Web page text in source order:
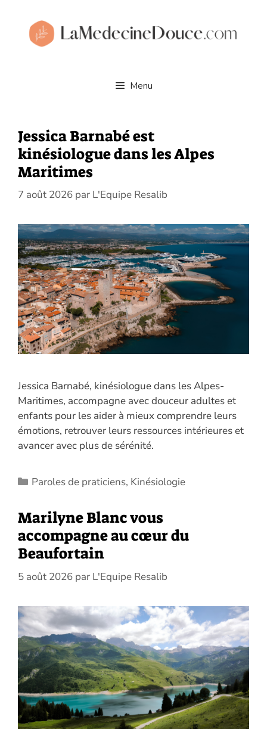
contenu
Menu
Jessica Barnabé est
kinésiologue dans les Alpes
Maritimes
7 août 2026 par L'Equipe Resalib
Jessica Barnabé, kinésiologue dans les Alpes-
Maritimes, accompagne avec douceur adultes et
enfants pour les aider à mieux comprendre leurs
émotions, retrouver leurs ressources intérieures et
avancer avec plus de sérénité.
Catégories
Paroles de praticiens, Kinésiologie
Marilyne Blanc vous
accompagne au cœur du
Beaufortain
5 août 2026 par L'Equipe Resalib